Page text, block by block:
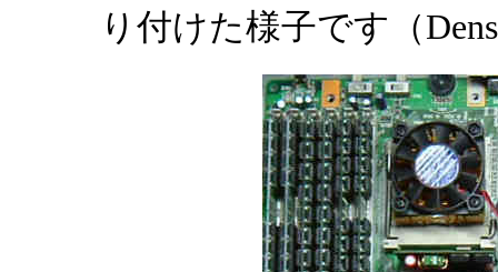
り付けた様子です（